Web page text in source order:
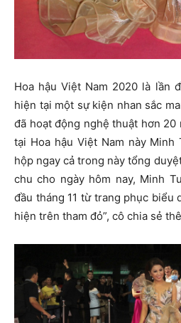
Hoa hậu Việt Nam 2020 là lần
hiện tại một sự kiện nhan sắc
đã hoạt động nghệ thuật hơn 20
tại Hoa hậu Việt Nam này
hộp ngay cả trong này tổng
chu cho ngày hôm nay, Minh
đầu tháng 11 từ trang phục biểu
hiện trên tham đỏ”, cô chia sẻ